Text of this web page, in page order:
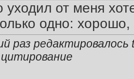
уходил от меня
одно:
раз